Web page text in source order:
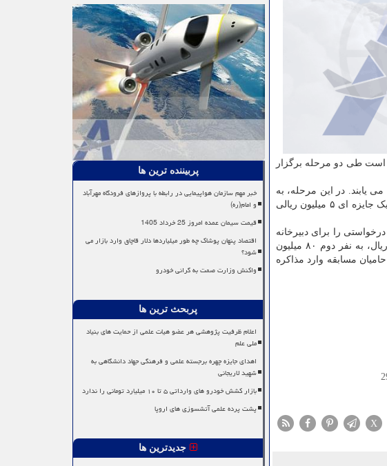
شده است طی دو مرحله برگزار
شده و حداکثر ۲۰ طرح به مرحله دوم راه می یابند. در این مرحله، به
طرح برتر، مطابق با ملاحظات فنی جایزه ۳۰ میلیون ریالی اعطا می شود. همین طور به ۱۰ طرح برگزیده دیگر هر یک جایزه ای ۵ میلیون ریالی
را برای دبیرخانه
مسابقه ارسال نمایند. در آخر سه شرکت کننده بعنوان برگزیدگان نهایی انتخاب می شوند. به نفر اول ۱۲۰ میلیون ریال، به نفر دوم ۸۰ میلیون
حامیان مسابقه وارد مذاکره
X
پربیننده ترین ها
خبر مهم سازمان هواپیمایی در رابطه با پروازهای فرودگاه مهرآباد
و امام(ره)
قیمت سیمان عمده امروز 25 خرداد 1405
اقتصاد پنهان پوشاک چه طور میلیاردها دلار قاچاق وارد بازار می
شود؟
واکنش وزارت صمت به گرانی خودرو
پربحث ترین ها
اعلام ظرفیت پژوهشی هر عضو هیات علمی از حمایت های بنیاد
ملی علم
اهدای جایزه چهره برجسته علمی و فرهنگی جهاد دانشگاهی به
شهید لاریجانی
بازار کشش خودرو های وارداتی ۵ تا ۱۰ میلیارد تومانی را ندارد
پشت پرده علمی آتشسوزی های اروپا
جدیدترین ها